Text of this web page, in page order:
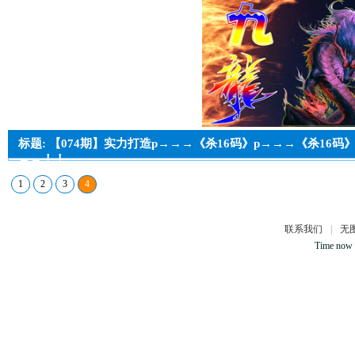
标题: 【074期】实力打造p→→→《杀16码》p→→→《杀16
→→！！
1 2 3 4
联系我们
无
Time now